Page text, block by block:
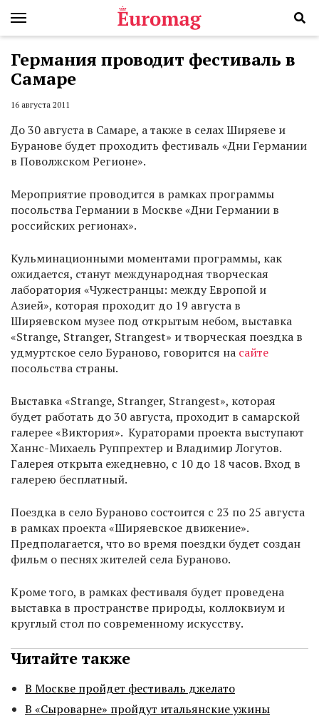
Германия проводит фестиваль в
Самаре
16 августа 2011
До 30 августа в Самаре, а также в селах Ширяеве и
Буранове будет проходить фестиваль «Дни Германии
в Поволжском Регионе».
Мероприятие проводится в рамках программы
посольства Германии в Москве «Дни Германии в
российских регионах».
Кульминационными моментами программы, как
ожидается, станут международная творческая
лаборатория «Чужестранцы: между Европой и
Азией», которая проходит до 19 августа в
Ширяевском музее под открытым небом, выставка
«Strange, Stranger, Strangest» и творческая поездка в
удмуртское село Бураново, говорится на сайте
посольства страны.
Выставка «Strange, Stranger, Strangest», которая
будет работать до 30 августа, проходит в самарской
галерее «Виктория». Кураторами проекта выступают
Ханнс-Михаель Руппрехтер и Владимир Логутов.
Галерея открыта ежедневно, с 10 до 18 часов. Вход в
галерею бесплатный.
Поездка в село Бураново состоится с 23 по 25 августа
в рамках проекта «Ширяевское движение».
Предполагается, что во время поездки будет создан
фильм о песнях жителей села Бураново.
Кроме того, в рамках фестиваля будет проведена
выставка в пространстве природы, коллоквиум и
круглый стол по современному искусству.
Читайте также
В Москве пройдет фестиваль джелато
В «Сыроварне» пройдут итальянские ужины